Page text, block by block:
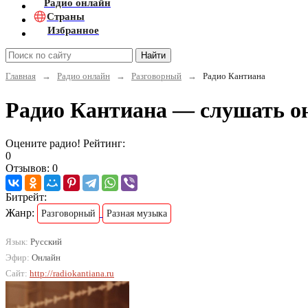
Радио онлайн
Страны
Избранное
Найти
Главная
→ Радио онлайн → Разговорный → Радио Кантиана
Радио Кантиана — слушать
Оцените радио! Рейтинг:
0
Отзывов: 0
Битрейт:
Жанр:
Разговорный Разная музыка
Язык: Русский
Эфир: Онлайн
Сайт: http://radiokantiana.ru